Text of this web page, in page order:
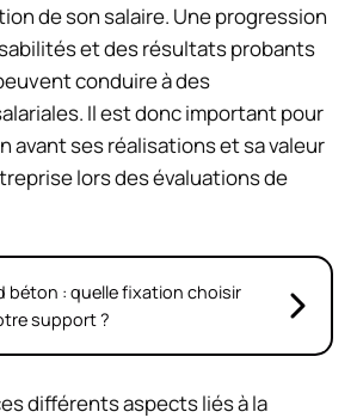
de son salaire. Une progression
et des résultats probants
conduire à des
Il est donc important pour
avant ses réalisations et sa valeur
lors des évaluations de
béton : quelle fixation choisir
support ?
différents aspects liés à la